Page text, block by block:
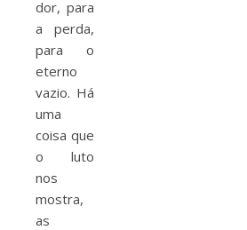
dor, para
a perda,
para o
eterno
vazio. Há
uma
coisa que
o luto
nos
mostra,
as